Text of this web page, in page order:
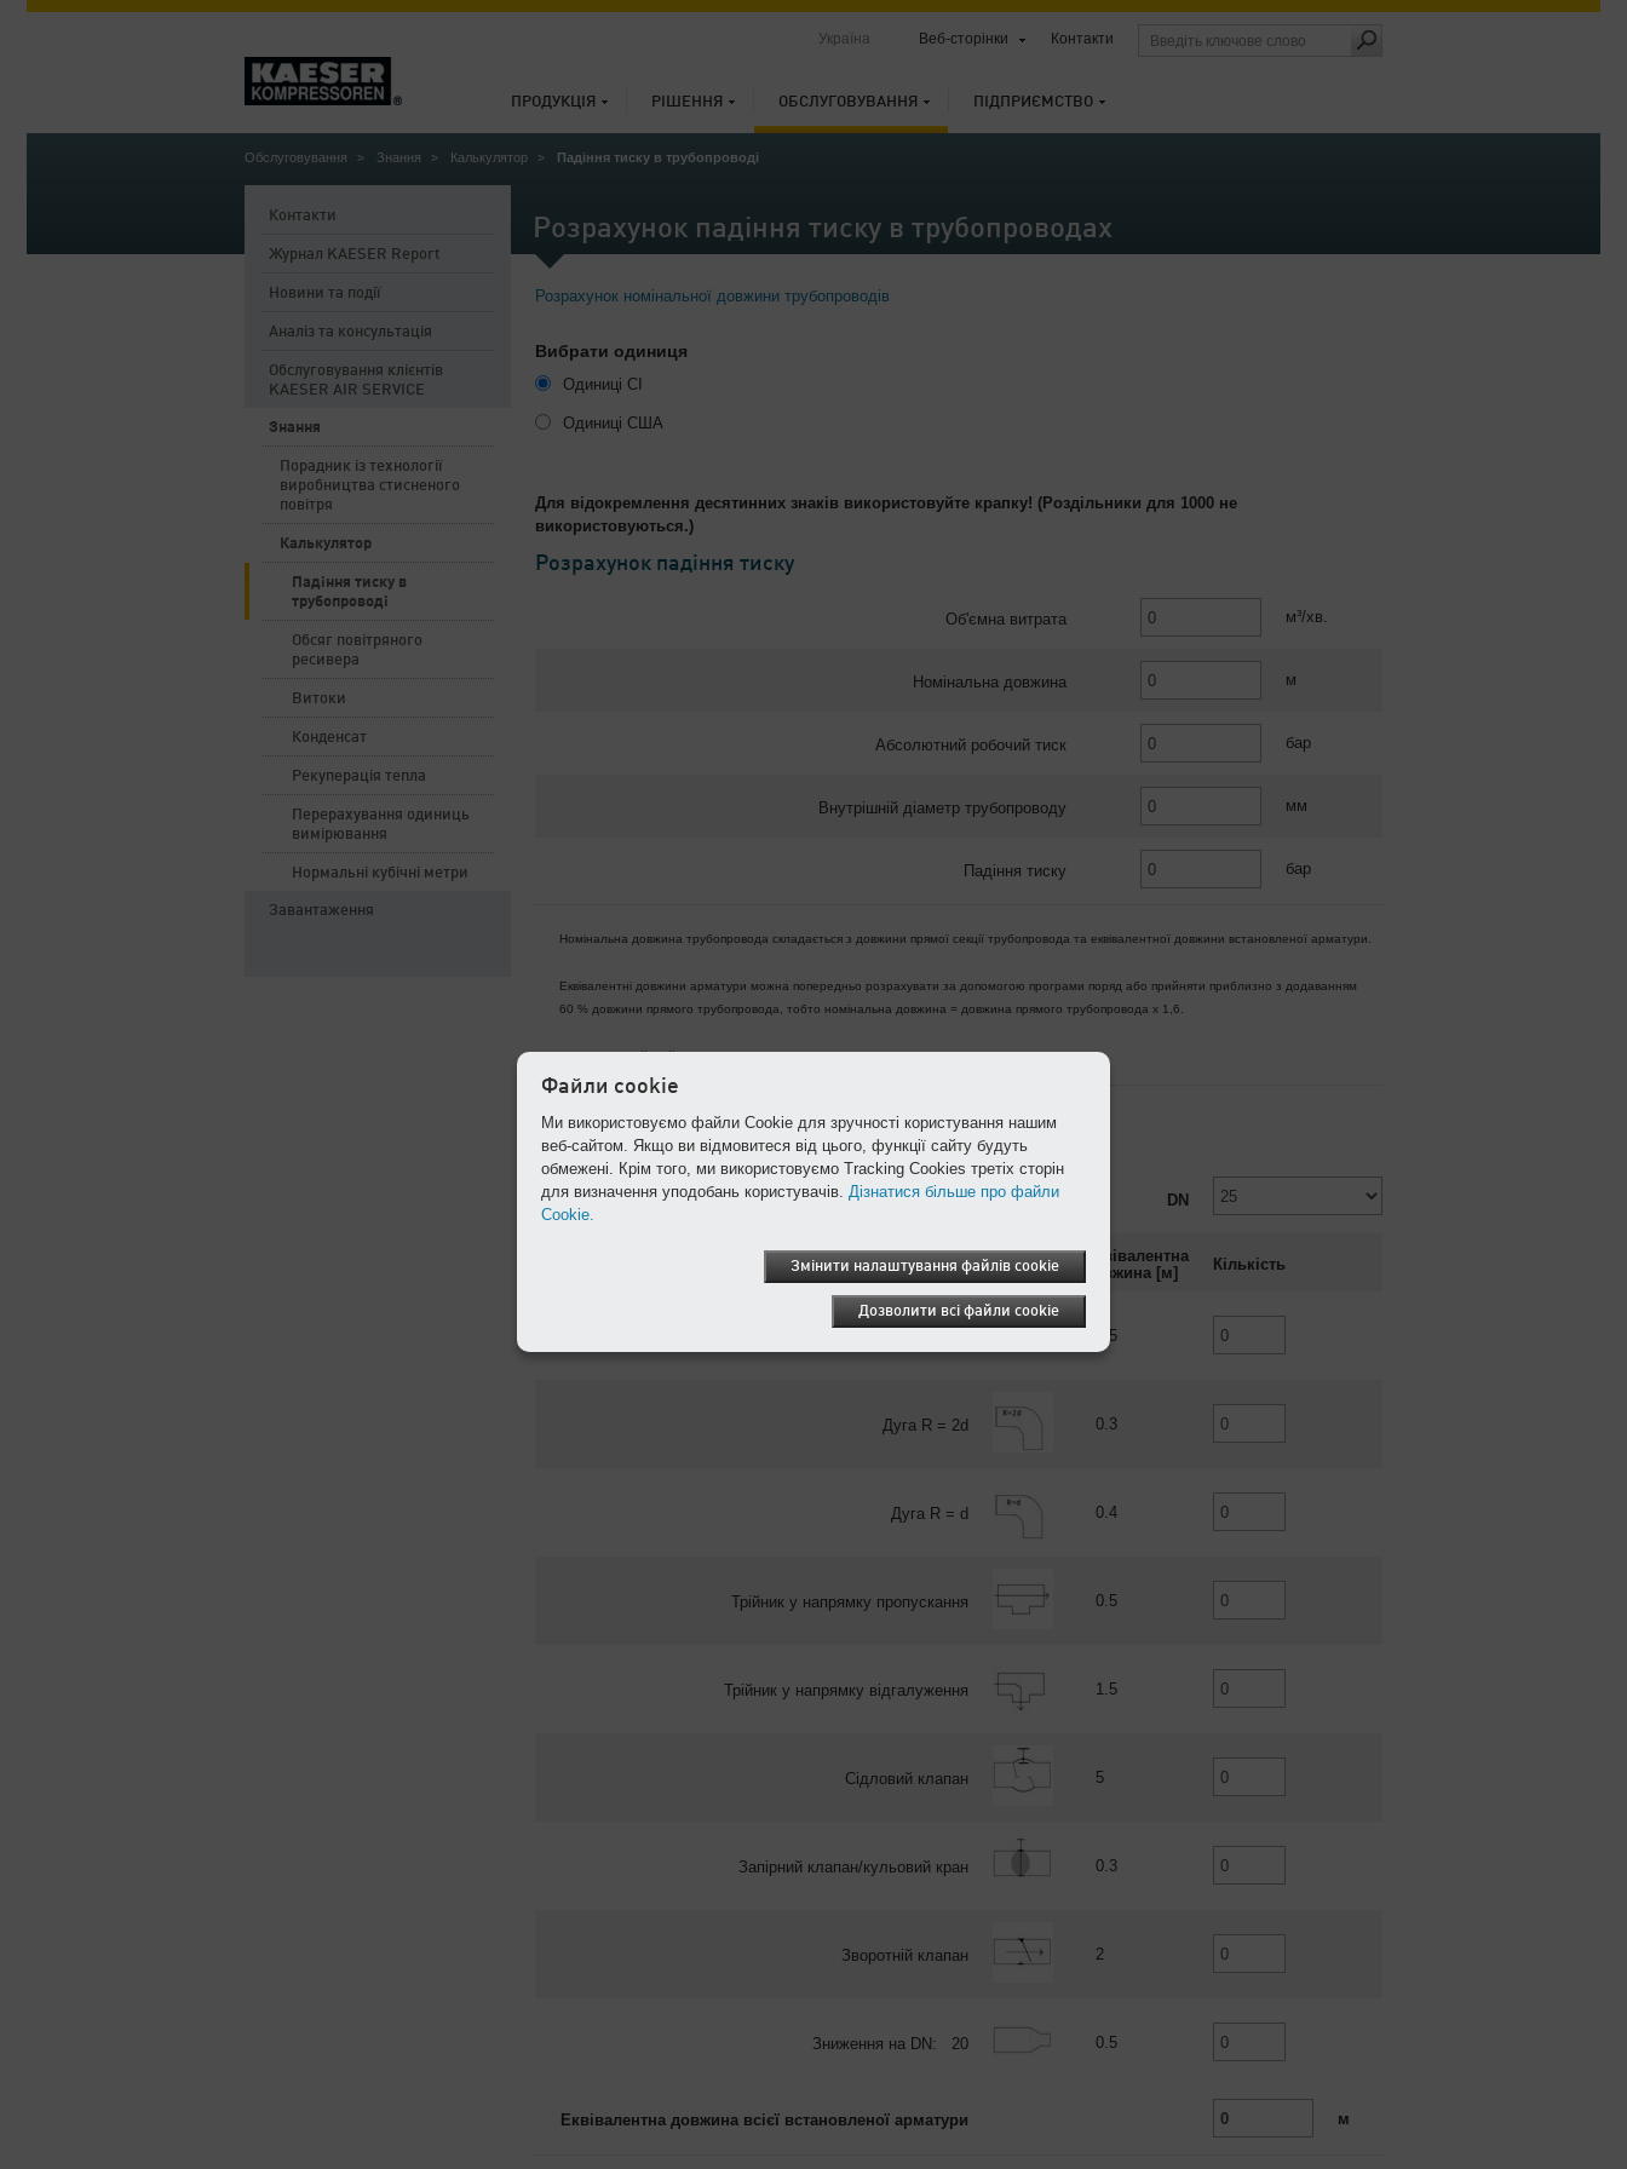
ПРОДУКЦІЯ РІШЕННЯ ОБСЛУГОВУВАННЯ ПІДПРИЄМСТВО
Україна Веб-сторінки Контакти
Обслуговування Знання Калькулятор Падіння тиску в трубопроводі
Розрахунок падіння тиску в трубопроводах
Контакти
Журнал KAESER Report
Новини та події
Аналіз та консультація
Обслуговування клієнтів
KAESER AIR SERVICE
Знання
Порадник із технології
виробництва стисненого
повітря
Калькулятор
Падіння тиску в
трубопроводі
Обсяг повітряного
ресивера
Витоки
Конденсат
Рекуперація тепла
Перерахування одиниць
вимірювання
Нормальні кубічні метри
Завантаження
Розрахунок номінальної довжини трубопроводів
Вибрати одиниця
Одиниці СІ
Одиниці США
Для відокремлення десятинних знаків використовуйте крапку! (Роздільники для 1000 не
використовуються.)
Розрахунок падіння тиску
Об'ємна витрата м³/хв.
Номінальна довжина м
Абсолютний робочий тиск бар
Внутрішній діаметр трубопроводу мм
Падіння тиску бар
Номінальна довжина трубопровода складається з довжини прямої секції трубопровода та еквівалентної довжини встановленої арматури.
Еквівалентні довжини арматури можна попередньо розрахувати за допомогою програми поряд або прийняти приблизно з додаванням
60 % довжини прямого трубопровода, тобто номінальна довжина = довжина прямого трубопровода x 1,6.
Розрахунок дійсний для гладких труб.
Розрахунок еквівалентної довжини трубопроводу
Діаметр трубопровода DN
Еквівалентна
довжина [м] Кількість
1.5
Дуга R = 2d 0.3
Дуга R = d 0.4
Трійник у напрямку пропускання 0.5
Трійник у напрямку відгалуження 1.5
Сідловий клапан 5
Запірний клапан/кульовий кран 0.3
Зворотній клапан 2
Зниження на DN: 20 0.5
Еквівалентна довжина всієї встановленої арматури м
Файли cookie
Ми використовуємо файли Cookie для зручності користування нашим
веб-сайтом. Якщо ви відмовитеся від цього, функції сайту будуть
обмежені. Крім того, ми використовуємо Tracking Cookies третіх сторін
для визначення уподобань користувачів. Дізнатися більше про файли
Cookie.
Змінити налаштування файлів cookie
Дозволити всі файли cookie